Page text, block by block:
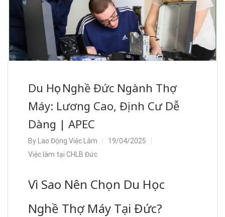
Du Học Nghề Đức Ngành Thợ
Máy: Lương Cao, Định Cư Dễ
Dàng | APEC
By Lao Động Việc Làm
19/04/2025
Việc làm tại CHLB Đức
Vì Sao Nên Chọn Du Học
Nghề Thợ Máy Tại Đức?